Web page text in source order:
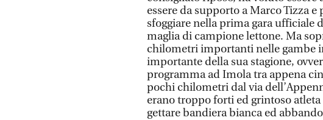
essere da supporto a Marco Tizza
sfoggiare nella prima gara ufficiale
maglia di campione lettone. Ma
chilometri importanti nelle gambe
importante della sua stagione,
programma ad Imola tra appena
pochi chilometri dal via
erano troppo forti ed grintoso
gettare bandiera bianca ed